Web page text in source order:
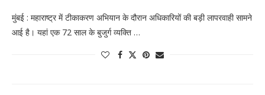
मुंबई : महाराष्ट्र में टीकाकरण अभियान के दौरान अधिकारियों की बड़ी लापरवाही सामने
आई है। यहां एक 72 साल के बुजुर्ग व्यक्ति …